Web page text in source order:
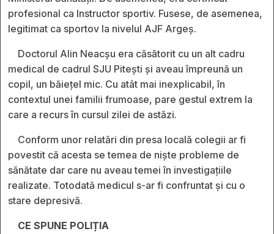
profesional ca Instructor sportiv. Fusese, de asemenea,
legitimat ca sportov la nivelul AJF Argeș.
Doctorul Alin Neacșu era căsătorit cu un alt cadru
medical de cadrul SJU Pitești și aveau împreună un
copil, un băiețel mic. Cu atât mai inexplicabil, în
contextul unei familii frumoase, pare gestul extrem la
care a recurs în cursul zilei de astăzi.
Conform unor relatări din presa locală colegii ar fi
povestit că acesta se temea de niște probleme de
sănătate dar care nu aveau temei în investigațiile
realizate. Totodată medicul s-ar fi confruntat și cu o
stare depresivă.
CE SPUNE POLIȚIA